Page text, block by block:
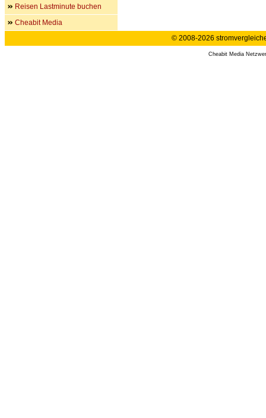
Reisen Lastminute buchen
Cheabit Media
© 2008-2026
Cheabit Media